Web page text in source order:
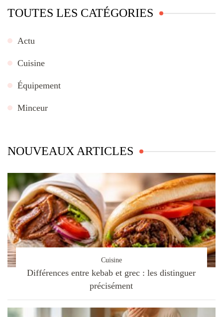
TOUTES LES CATÉGORIES
Actu
Cuisine
Équipement
Minceur
NOUVEAUX ARTICLES
Cuisine
Différences entre kebab et grec : les distinguer
précisément